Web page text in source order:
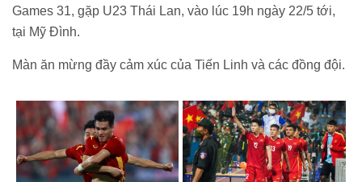
Games 31, gặp U23 Thái Lan, vào lúc 19h ngày 22/5 tới,
tại Mỹ Đình.
Màn ăn mừng đầy cảm xúc của Tiến Linh và các đồng đội.